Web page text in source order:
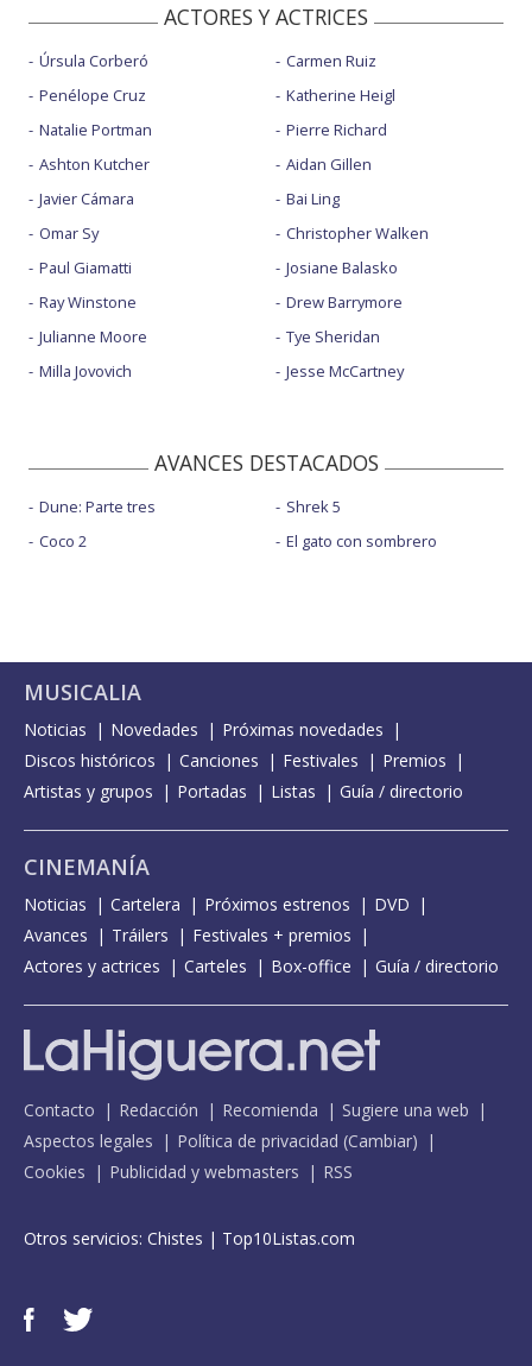
ACTORES Y ACTRICES
Úrsula Corberó
Penélope Cruz
Natalie Portman
Ashton Kutcher
Javier Cámara
Omar Sy
Paul Giamatti
Ray Winstone
Julianne Moore
Milla Jovovich
Carmen Ruiz
Katherine Heigl
Pierre Richard
Aidan Gillen
Bai Ling
Christopher Walken
Josiane Balasko
Drew Barrymore
Tye Sheridan
Jesse McCartney
AVANCES DESTACADOS
Dune: Parte tres
Coco 2
Shrek 5
El gato con sombrero
MUSICALIA
Noticias Novedades
Próximas novedades
Discos históricos
Canciones Festivales
Premios
Artistas y grupos
Portadas Listas Guía / directorio
CINEMANÍA
Noticias Cartelera Próximos estrenos
DVD
Avances
Tráilers
Festivales + premios
Actores y actrices
Carteles Box-office Guía / directorio
Contacto Redacción Recomienda
Sugiere una web
Aspectos legales
Política de privacidad (Cambiar)
Cookies
Publicidad y webmasters RSS
Otros servicios: Chistes | Top10Listas.com